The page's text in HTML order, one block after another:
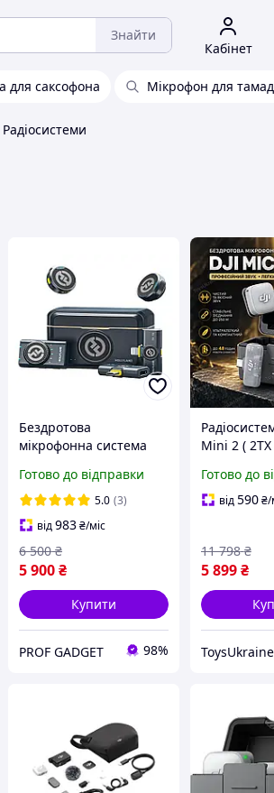
Знайти
Кабінет
для саксофона Мікрофон для
Радіосистеми
Бездротова
мікрофонна система
Combo з кейсом для
бездротової зарядки
Готово до відправки
5.0 (3)
від983₴/міс
5 900₴
6 500 ₴
Купити
PROF GADGET 98%
Mini 2 ( 2TX
інтерв'ю та
Готово до
від590 ₴/
5 899 ₴
11 798 ₴
ToysUkraine